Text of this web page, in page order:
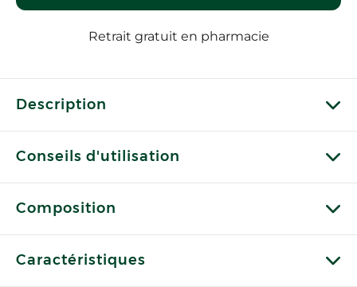
Retrait gratuit en pharmacie
Description
Conseils d'utilisation
Composition
Caractéristiques